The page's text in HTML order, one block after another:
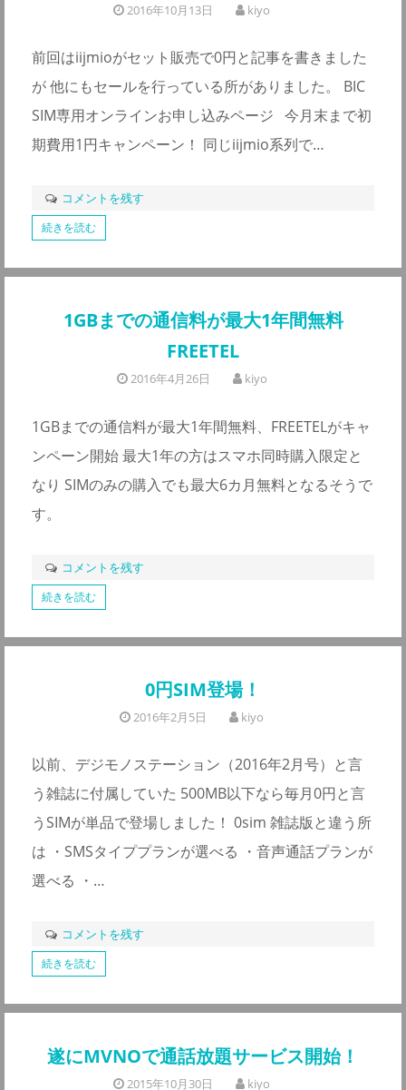
2016年10月13日 kiyo
前回はiijmioがセット販売で0円と記事を書きました
が 他にもセールを行っている所がありました。 BIC
SIM専用オンラインお申し込みページ 今月末まで初
期費用1円キャンペーン！ 同じiijmio系列で…
コメントを残す
続きを読む
1GBまでの通信料が最大1年間無料
FREETEL
2016年4月26日 kiyo
1GBまでの通信料が最大1年間無料、FREETELがキャ
ンペーン開始 最大1年の方はスマホ同時購入限定と
なり SIMのみの購入でも最大6カ月無料となるそうで
す。
コメントを残す
続きを読む
0円SIM登場！
2016年2月5日 kiyo
以前、デジモノステーション（2016年2月号）と言
う雑誌に付属していた 500MB以下なら毎月0円と言
うSIMが単品で登場しました！ 0sim 雑誌版と違う所
は ・SMSタイププランが選べる ・音声通話プランが
選べる ・…
コメントを残す
続きを読む
遂にMVNOで通話放題サービス開始！
2015年10月30日 kiyo